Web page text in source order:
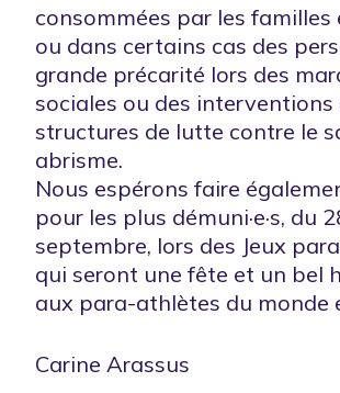
consommées par les familles
ou dans certains cas des
grande précarité lors des
sociales ou des interventions
structures de lutte contre le
abrisme.
Nous espérons faire
pour les plus démuni·e·s, du
septembre, lors des Jeux
qui seront une fête et un bel
aux para-athlètes du monde
Carine Arassus